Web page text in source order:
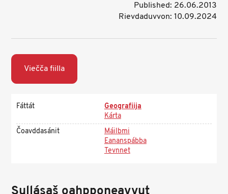
Published: 26.06.2013
Rievdaduvvon: 10.09.2024
Viečča fiilla
Fáttát
Geografiija
Kárta
Čoavddasánit
Máilbmi
Eananspábba
Tevnnet